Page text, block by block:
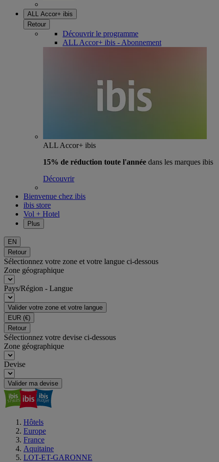
ALL Accor+ ibis
Retour
Découvrir le programme
ALL Accor+ ibis - Abonnement
ALL Accor+ ibis
15% de réduction toute l'année dans les marques ibis
Découvrir
Bienvenue chez ibis
ibis store
Vol + Hotel
Plus
EN
Retour
Sélectionnez votre zone et votre langue ci-dessous
Zone géographique
Pays/Région - Langue
Valider votre zone et votre langue
EUR (€)
Retour
Sélectionnez votre devise ci-dessous
Zone géographique
Devise
Valider ma devise
Hôtels
Europe
France
Aquitaine
LOT-ET-GARONNE